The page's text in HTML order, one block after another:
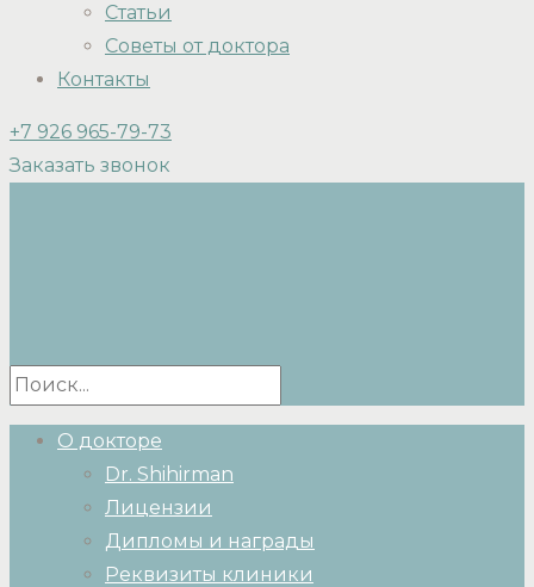
Статьи
Советы от доктора
Контакты
+7 926 965-79-73
Заказать звонок
О докторе
Dr. Shihirman
Лицензии
Дипломы и награды
Реквизиты клиники